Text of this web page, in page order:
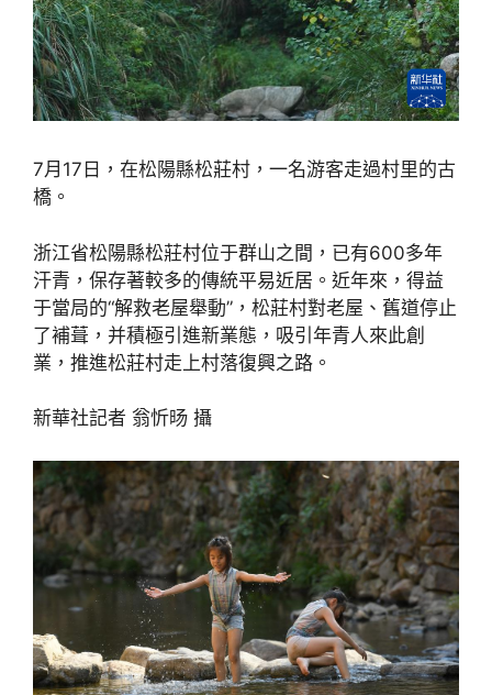
7月17日，在松陽縣松莊村，一名游客走過村里的古
橋。
浙江省松陽縣松莊村位于群山之間，已有600多年
汗青，保存著較多的傳統平易近居。近年來，得益
于當局的“解救老屋舉動”，松莊村對老屋、舊道停止
了補葺，并積極引進新業態，吸引年青人來此創
業，推進松莊村走上村落復興之路。
新華社記者 翁忻旸 攝